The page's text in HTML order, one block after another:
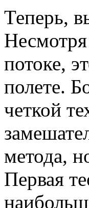
Теперь,
потоке,
полете.
четкой
метода,
Первая